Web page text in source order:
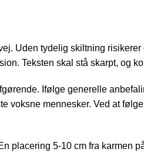
Uden tydelig skiltning
Teksten skal stå skarpt, og
Ifølge generelle
voksne mennesker. Ved at
placering 5-10 cm fra karmen